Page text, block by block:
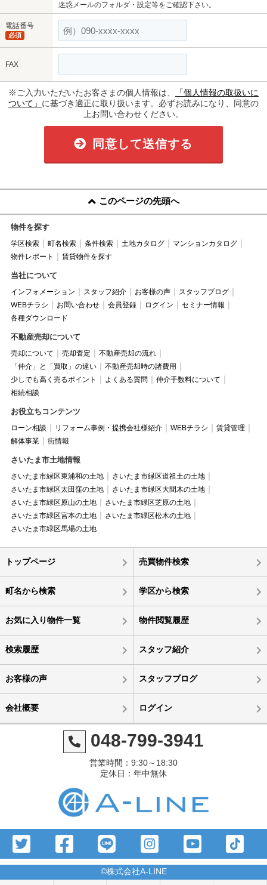
迷惑メールのフォルダ・設定等をご確認下さい。
電話番号
必須
FAX
※ご入力いただいたお客さまの個人情報は、
「個人情報の取扱いに
ついて」 に基づき適正に取り扱います。必ずお読みになり、同意の
上お問い合わせください。
同意して送信する
このページの先頭へ
物件を探す
学区検索 町名検索 条件検索 土地カタログ
マンションカタログ
物件レポート
賃貸物件を探す
当社について
インフォメーション スタッフ紹介 お客様の声
スタッフブログ
WEBチラシ
お問い合わせ 会員登録 ログイン
セミナー情報
各種ダウンロード
不動産売却について
売却について 売却査定
不動産売却の流れ
「仲介」と「買取」の違い
不動産売却時の諸費用
少しでも高く売るポイント
よくある質問
仲介手数料について
相続相談
お役立ちコンテンツ
ローン相談 リフォーム事例・提携会社様紹介 WEBチラシ
賃貸管理
解体事業
街情報
さいたま市土地情報
さいたま市緑区東浦和の土地
さいたま市緑区道祖土の土地
さいたま市緑区太田窪の土地
さいたま市緑区大間木の土地
さいたま市緑区原山の土地
さいたま市緑区芝原の土地
さいたま市緑区宮本の土地
さいたま市緑区松木の土地
さいたま市緑区馬場の土地
トップページ 売買物件検索
町名から検索 学区から検索
お気に入り物件一覧 物件閲覧履歴
検索履歴 スタッフ紹介
お客様の声 スタッフブログ
会社概要 ログイン
048-799-3941
営業時間：9:30～18:30
定休日：年中無休
©株式会社A-LINE